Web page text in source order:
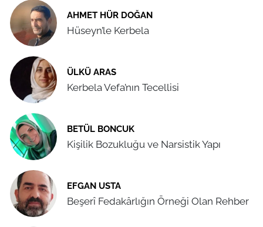
AHMET HÜR DOĞAN
Hüseyn’le Kerbela
ÜLKÜ ARAS
Kerbela Vefa’nın Tecellisi
BETÜL BONCUK
Kişilik Bozukluğu ve Narsistik Yapı
EFGAN USTA
Beşerî Fedakârlığın Örneği Olan Rehber